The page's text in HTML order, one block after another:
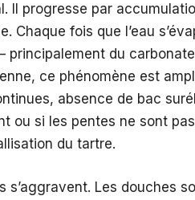
Il progresse par
Chaque fois que l’eau
principalement du
ce phénomène est
absence de bac
ou si les pentes ne sont
du tartre.
s’aggravent. Les douches